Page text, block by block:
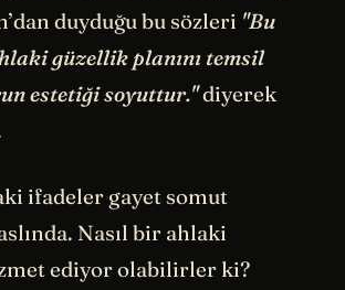
duyduğu bu sözleri "Bu
güzellik planını temsil
estetiği soyuttur."diyerek
ifadeler gayet somut
Nasıl bir ahlaki
ediyor olabilirler ki?